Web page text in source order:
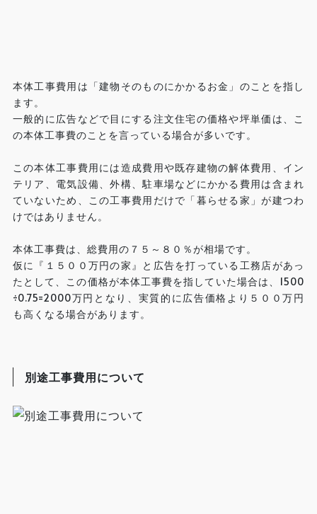
本体工事費用は「建物そのものにかかるお金」のことを指し
ます。
一般的に広告などで目にする注文住宅の価格や坪単価は、こ
の本体工事費のことを言っている場合が多いです。
この本体工事費用には造成費用や既存建物の解体費用、イン
テリア、電気設備、外構、駐車場などにかかる費用は含まれ
ていないため、この工事費用だけで「暮らせる家」が建つわ
けではありません。
本体工事費は、総費用の７５～８０％が相場です。
仮に『１５００万円の家』と広告を打っている工務店があっ
たとして、この価格が本体工事費を指していた場合は、1500
÷0.75=2000万円となり、実質的に広告価格より５００万円
も高くなる場合があります。
別途工事費用について